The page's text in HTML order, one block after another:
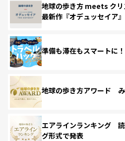
地球の歩き方 meets ク
最新作『オデュッセイア』
準備も滞在もスマートに
地球の歩き方アワード み
エアラインランキング
グ形式で発表